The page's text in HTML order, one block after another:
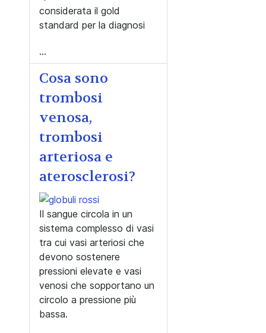
considerata il gold
standard per la diagnosi
...
Cosa sono
trombosi
venosa,
trombosi
arteriosa e
aterosclerosi?
Il sangue circola in un
sistema complesso di vasi
tra cui vasi arteriosi che
devono sostenere
pressioni elevate e vasi
venosi che sopportano un
circolo a pressione più
bassa.